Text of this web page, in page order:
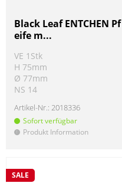
Black Leaf ENTCHEN Pf
eife m...
VE 1Stk
H 75mm
Ø 77mm
NS 14
Artikel-Nr.:2018336
Sofort verfügbar
! Produkt Information
SALE